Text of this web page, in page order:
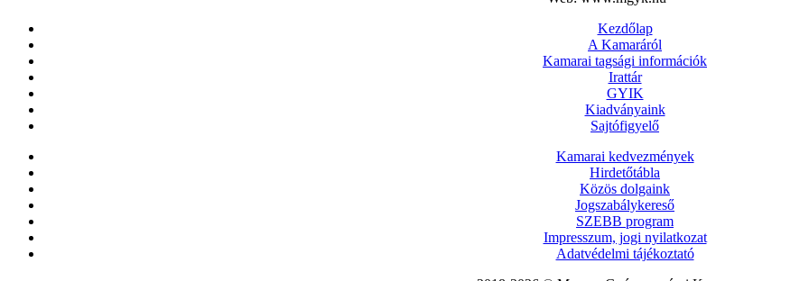
Kezdőlap
A Kamaráról
Kamarai tagsági információk
Irattár
GYIK
Kiadványaink
Sajtófigyelő
Kamarai kedvezmények
Hirdetőtábla
Közös dolgaink
Jogszabálykereső
SZEBB program
Impresszum, jogi nyilatkozat
Adatvédelmi tájékoztató